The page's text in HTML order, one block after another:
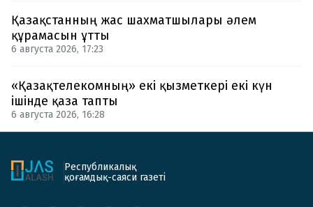
Қазақстанның жас шахматшылары әлем
құрамасын ұтты
6 августа 2026, 17:23
«Қазақтелекомның» екі қызметкері екі күн
ішінде қаза тапты
6 августа 2026, 16:28
Республикалық
қоғамдық-саяси газеті